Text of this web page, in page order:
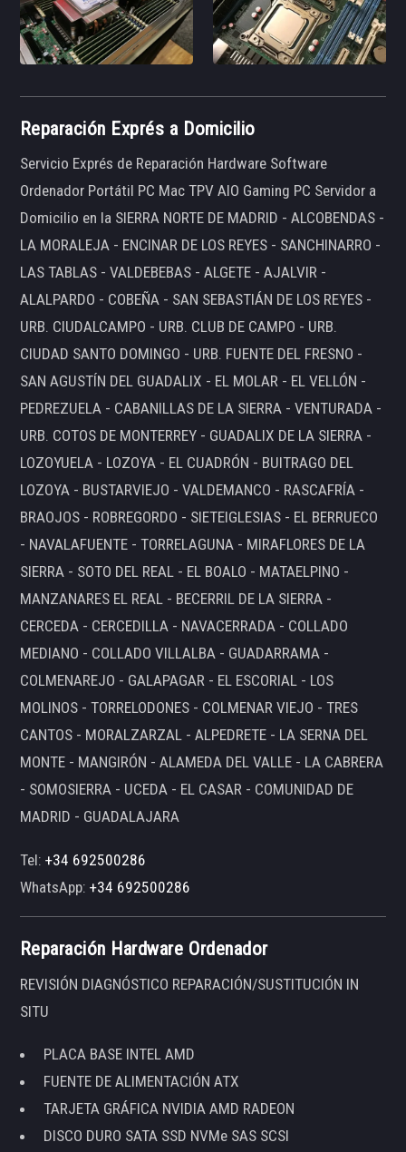
Reparación Exprés a Domicilio
Servicio Exprés de Reparación Hardware Software
Ordenador Portátil PC Mac TPV AIO Gaming PC Servidor a
Domicilio en la SIERRA NORTE DE MADRID - ALCOBENDAS -
LA MORALEJA - ENCINAR DE LOS REYES - SANCHINARRO -
LAS TABLAS - VALDEBEBAS - ALGETE - AJALVIR -
ALALPARDO - COBEÑA - SAN SEBASTIÁN DE LOS REYES -
URB. CIUDALCAMPO - URB. CLUB DE CAMPO - URB.
CIUDAD SANTO DOMINGO - URB. FUENTE DEL FRESNO -
SAN AGUSTÍN DEL GUADALIX - EL MOLAR - EL VELLÓN -
PEDREZUELA - CABANILLAS DE LA SIERRA - VENTURADA -
URB. COTOS DE MONTERREY - GUADALIX DE LA SIERRA -
LOZOYUELA - LOZOYA - EL CUADRÓN - BUITRAGO DEL
LOZOYA - BUSTARVIEJO - VALDEMANCO - RASCAFRÍA -
BRAOJOS - ROBREGORDO - SIETEIGLESIAS - EL BERRUECO
- NAVALAFUENTE - TORRELAGUNA - MIRAFLORES DE LA
SIERRA - SOTO DEL REAL - EL BOALO - MATAELPINO -
MANZANARES EL REAL - BECERRIL DE LA SIERRA -
CERCEDA - CERCEDILLA - NAVACERRADA - COLLADO
MEDIANO - COLLADO VILLALBA - GUADARRAMA -
COLMENAREJO - GALAPAGAR - EL ESCORIAL - LOS
MOLINOS - TORRELODONES - COLMENAR VIEJO - TRES
CANTOS - MORALZARZAL - ALPEDRETE - LA SERNA DEL
MONTE - MANGIRÓN - ALAMEDA DEL VALLE - LA CABRERA
- SOMOSIERRA - UCEDA - EL CASAR - COMUNIDAD DE
MADRID - GUADALAJARA
Tel:+34 692500286
WhatsApp:+34 692500286
Reparación Hardware Ordenador
REVISIÓN DIAGNÓSTICO REPARACIÓN/SUSTITUCIÓN IN
SITU
PLACA BASE INTEL AMD
FUENTE DE ALIMENTACIÓN ATX
TARJETA GRÁFICA NVIDIA AMD RADEON
DISCO DURO SATA SSD NVMe SAS SCSI